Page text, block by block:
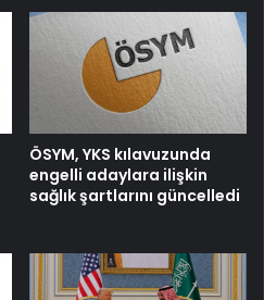
ÖSYM, YKS kılavuzunda
engelli adaylara ilişkin
sağlık şartlarını güncelledi